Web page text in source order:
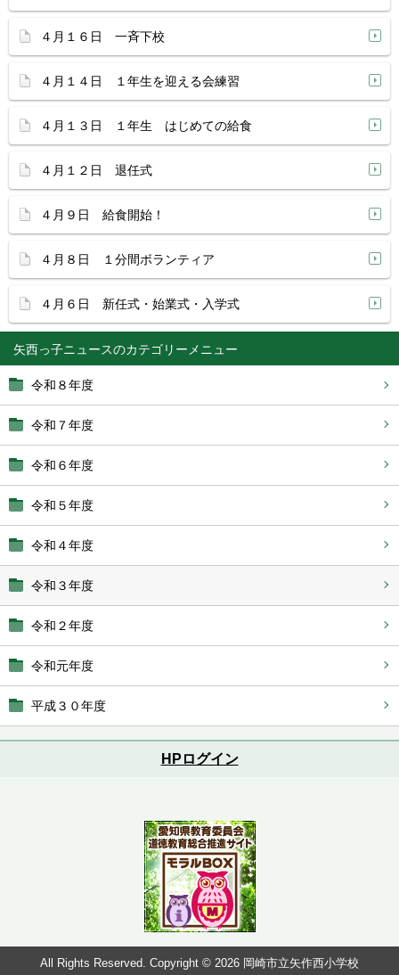
矢西っ子ニュース
令和８年度
令和７年度
令和６年度
令和５年度
令和４年度
令和３年度
令和２年度
令和元年度
平成３０年度
HPログイン
４月１６日 一斉下校
４月１４日 １年生を迎える会練習
４月１３日 １年生 はじめての給食
４月１２日 退任式
４月９日 給食開始！
４月８日 １分間ボランティア
４月６日 新任式・始業式・入学式
All Rights Reserved. Copyright © 2026 岡崎市立矢作西小学校